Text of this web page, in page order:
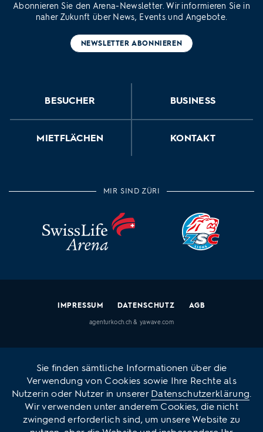
Abonnieren Sie den Arena-Newsletter. Wir informieren Sie in
naher Zukunft über News, Events und Angebote.
NEWSLETTER ABONNIEREN
BESUCHER BUSINESS
MIETFLÄCHEN KONTAKT
MIR SIND ZÜRI
IMPRESSUM DATENSCHUTZ AGB
agenturkoch.ch &yawave.com
Sie finden sämtliche Informationen über die
Verwendung von Cookies sowie Ihre Rechte als
Nutzerin oder Nutzer in unserer Datenschutzerklärung
Wir verwenden unter anderem Cookies, die nicht
zwingend erforderlich sind, um unsere Website zu